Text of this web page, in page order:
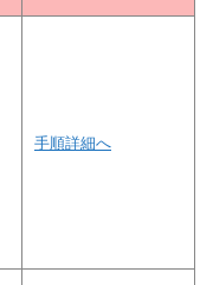
手順詳細へ